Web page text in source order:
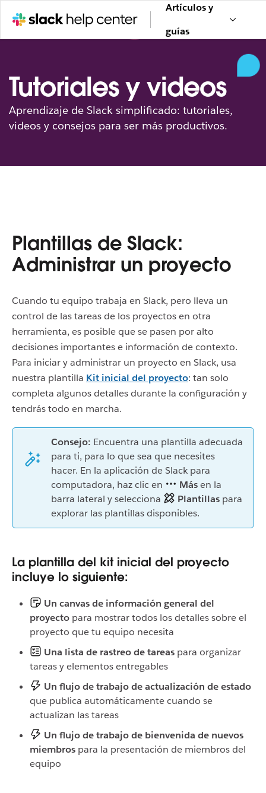
Artículos y
guías
Tutoriales y videos
Aprendizaje de Slack simplificado: tutoriales,
videos y consejos para ser más productivos.
Plantillas de Slack:
Administrar un proyecto
Cuando tu equipo trabaja en Slack, pero lleva un
control de las tareas de los proyectos en otra
herramienta, es posible que se pasen por alto
decisiones importantes e información de contexto.
Para iniciar y administrar un proyecto en Slack, usa
nuestra plantilla Kit inicial del proyecto: tan solo
completa algunos detalles durante la configuración y
tendrás todo en marcha.
Consejo: Encuentra una plantilla adecuada
para ti, para lo que sea que necesites
hacer. En la aplicación de Slack para
computadora, haz clic en
Másen la
barra lateral y selecciona
Plantillas para
explorar las plantillas disponibles.
La plantilla del kit inicial del proyecto
incluye lo siguiente:
Un canvas de información general del
proyecto para mostrar todos los detalles sobre el
proyecto que tu equipo necesita
Una lista de rastreo de tareas para organizar
tareas y elementos entregables
Un flujo de trabajo de actualización de estado
que publica automáticamente cuando se
actualizan las tareas
Un flujo de trabajo de bienvenida de nuevos
miembros para la presentación de miembros del
equipo